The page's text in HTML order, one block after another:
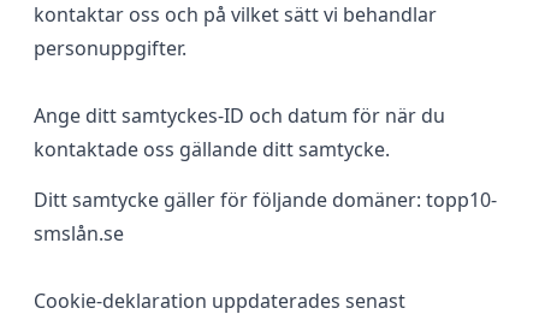
kontaktar oss och på vilket sätt vi behandlar
personuppgifter.
Ange ditt samtyckes-ID och datum för när du
kontaktade oss gällande ditt samtycke.
Ditt samtycke gäller för följande domäner: topp10-
smslån.se
Cookie-deklaration uppdaterades senast